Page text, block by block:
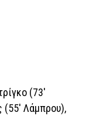
(73′
(55′ Λάμπρου),